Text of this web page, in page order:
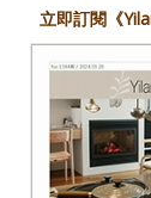
立即訂閱《